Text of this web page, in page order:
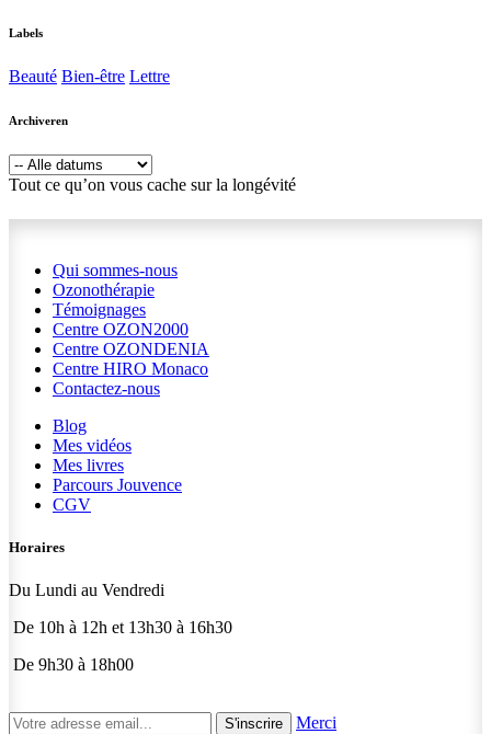
Labels
Beauté Bien-être Lettre
Archiveren
Tout ce qu’on vous cache sur la longévité
Qui sommes-nous
Ozonothérapie
Témoignages
Centre OZON2000
Centre OZONDENIA
Centre HIRO Monaco
Contactez-nous
Blog
Mes vidéos
Mes livres
Parcours Jouvence
CGV
Horaires
Du Lundi au Vendredi
De 10h à 12h et 13h30 à 16h30
De 9h30 à 18h00
S'inscrire Merci